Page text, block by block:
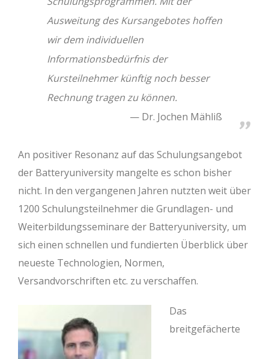
Ausweitung des Kursangebotes hoffen
wir dem individuellen
Informationsbedürfnis der
Kursteilnehmer künftig noch besser
Rechnung tragen zu können.
Dr. Jochen Mähliß
An positiver Resonanz auf das Schulungsangebot
der Batteryuniversity mangelte es schon bisher
nicht. In den vergangenen Jahren nutzten weit über
1200 Schulungsteilnehmer die Grundlagen- und
Weiterbildungsseminare der Batteryuniversity, um
sich einen schnellen und fundierten Überblick über
neueste Technologien, Normen,
Versandvorschriften etc. zu verschaffen.
Das
breitgefächerte